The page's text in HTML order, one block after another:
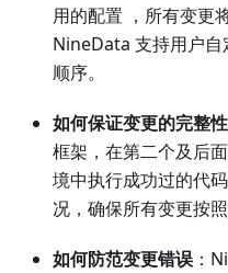
用的配置 ，所有变更
NineData 支持用户
顺序。
如何保证变更的完整
框架，在第二个及后
境中执行成功过的代
况，确保所有变更按照
如何防范变更错误 ：